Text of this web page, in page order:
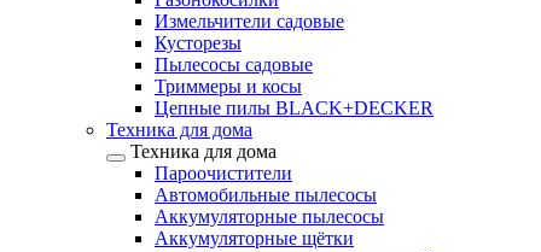
Измельчители садовые
Кусторезы
Пылесосы садовые
Триммеры и косы
Цепные пилы BLACK+DECKER
Техника для дома
Техника для дома
Пароочистители
Автомобильные пылесосы
Аккумуляторные пылесосы
Аккумуляторные щётки